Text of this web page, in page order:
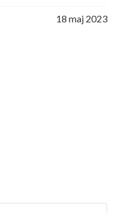
18 maj 2023